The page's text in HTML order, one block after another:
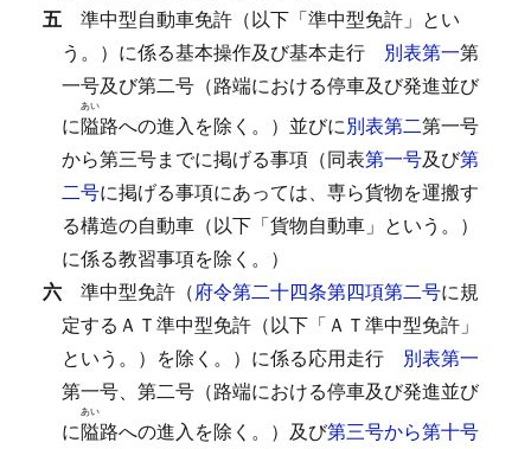
五 準中型自動車免許（以下「準中型免許」とい
う。）に係る基本操作及び基本走行
別表第一第
一号及び第二号（路端における停車及び発進並び
に隘
あい
路への進入を除く。）並びに別表第二第一号
から第三号までに掲げる事項（同表第一号及び第
二号に掲げる事項にあっては、専ら貨物を運搬す
る構造の自動車（以下「貨物自動車」という。）
に係る教習事項を除く。）
六 準中型免許（府令第二十四条第四項第二号に規
定するＡＴ準中型免許（以下「ＡＴ準中型免許」
という。）を除く。）に係る応用走行
別表第一
第一号、第二号（路端における停車及び発進並び
に隘
あい
路への進入を除く。）及び第三号から第十号